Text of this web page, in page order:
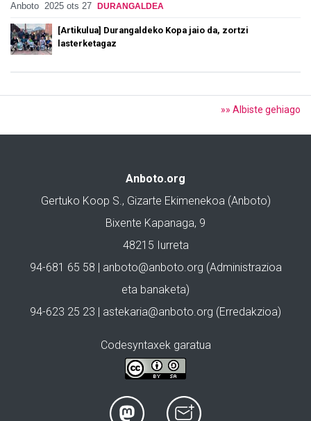
Anboto 2025 ots 27 DURANGALDEA
[Artikulua] Durangaldeko Kopa jaio da, zortzi
lasterketagaz
»» Albiste gehiago
Anboto.org
Gertuko Koop S., Gizarte Ekimenekoa (Anboto)
Bixente Kapanaga, 9
48215 Iurreta
94-681 65 58 | anboto@anboto.org (Administrazioa
eta banaketa)
94-623 25 23 | astekaria@anboto.org (Erredakzioa)
Codesyntaxek garatua